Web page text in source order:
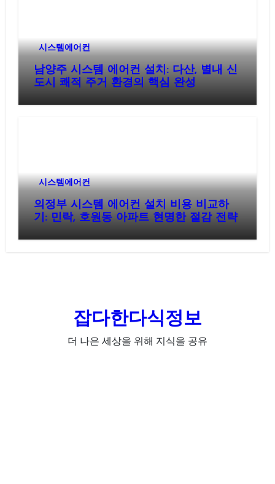
시스템에어컨
남양주 시스템 에어컨 설치: 다산, 별내 신
도시 쾌적 주거 환경의 핵심 완성
시스템에어컨
의정부 시스템 에어컨 설치 비용 비교하
기: 민락, 호원동 아파트 현명한 절감 전략
잡다한다식정보
더 나은 세상을 위해 지식을 공유